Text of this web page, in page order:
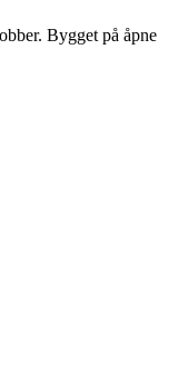
Bygget på åpne